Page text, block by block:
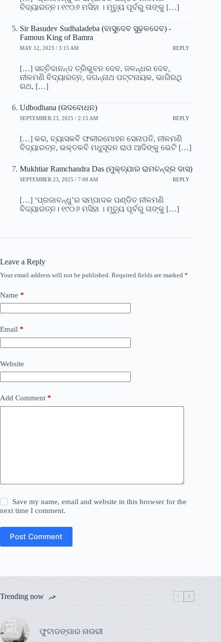
ବିଦ୍ୟାରତ୍ନ। ୧୯୦୬ ମସିହା । ମୃତ୍ୟୁ ପୂର୍ବରୁ ତାଙ୍କୁ […]
Sir Basudev Sudhaladeba (ବାସୁଦେବ ସୁଢ଼ଳଦେବ) -
Famous King of Bamra
MAY 12, 2023 / 3:15 AM REPLY
[…] ସଚ୍ଚିଦାନନ୍ଦ ତ୍ରିଭୁବନ ଦେବ, ଜଳନ୍ଧର ଦେବ,
ନୀଳମଣି ବିଦ୍ୟାରତ୍ନ, ଜଗନ୍ନାଥ ପଟ୍ଟନାୟକ, ଭାଗିରଥି
ରଥ, […]
Udbodhana (ଉଦବୋଧନ)
SEPTEMBER 23, 2025 / 2:15 AM REPLY
[…] କର, ବ୍ୟାସକବି ଫକୀରମୋହନ ସେନାପତି, ନୀଳମଣି
ବିଦ୍ୟାରତ୍ନ, ଭକ୍ତକବି ମଧୁସୂଦନ ରାଓ ଆଦିଙ୍କୁ ଭେଟି […]
Mukhtiar Ramchandra Das (ମୁକ୍ତ୍ଯାର ରାମଚନ୍ଦ୍ର ଦାସ)
SEPTEMBER 23, 2025 / 7:08 AM REPLY
[…] ‘ପ୍ରଜାବନ୍ଧୁ’ର ସମ୍ପାଦକ ପଣ୍ଡିତ ନୀଳମଣି
ବିଦ୍ୟାରତ୍ନ। ୧୯୦୬ ମସିହା । ମୃତ୍ୟୁ ପୂର୍ବରୁ ତାଙ୍କୁ […]
Leave a Reply
Your email address will not be published. Required fields are marked *
Name *
Email *
Website
Add Comment *
Save my name, email and website in this browser for the
next time I comment.
Post Comment
Trending now
ଫୁଟାଡଙ୍ଗାର ନାଉରୀ